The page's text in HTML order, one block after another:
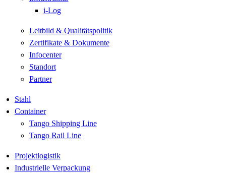
i-Log
Leitbild & Qualitätspolitik
Zertifikate & Dokumente
Infocenter
Standort
Partner
Stahl
Container
Tango Shipping Line
Tango Rail Line
Projektlogistik
Industrielle Verpackung